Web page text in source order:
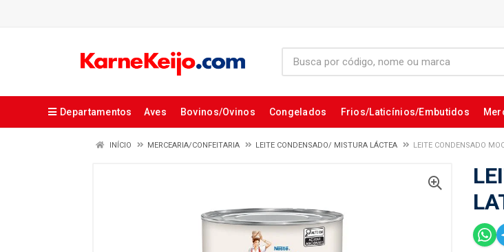
Departamentos Aves Bovinos/Ovinos Congelados Frios/Laticínios/Embutidos
INÍCIO MERCEARIA/CONFEITARIA LEITE CONDENSADO/ MISTURA LÁCTEA LEITE CONDENSADO